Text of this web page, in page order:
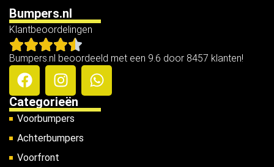
Bumpers.nl
Klantbeoordelingen
Bumpers.nl beoordeeld met een 9.6 door 8457 klanten!
Categorieën
Voorbumpers
Achterbumpers
Voorfront